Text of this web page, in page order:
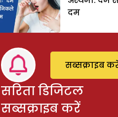
दम
सरिता डिजिटल
सब्सक्राइब करें
सब्सक्राइब